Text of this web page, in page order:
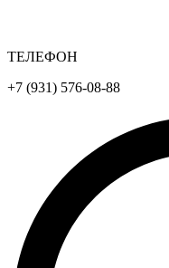
ТЕЛЕФОН
+7 (931) 576-08-88